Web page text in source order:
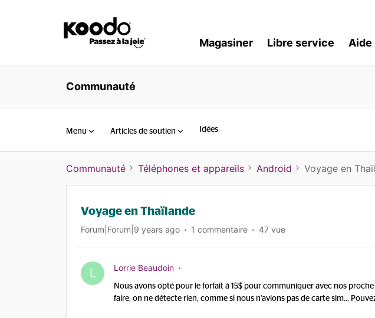
Magasiner Libre service Aide
Communauté
Menu Articles de soutien Idées
Communauté Téléphones et appareils Android Voyage en
Voyage en Thaïlande
Forum|Forum|9 years ago 1 commentaire 47 vue
L Lorrie Beaudoin
Nous avons opté pour le forfait à 15$ pour communiquer avec nos proche
faire, on ne détecte rien, comme si nous n'avions pas de carte sim...